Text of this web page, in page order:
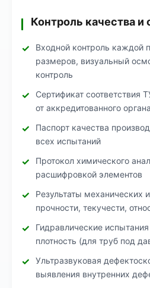
Контроль качества и
Входной контроль каждой
размеров, визуальный
контроль
Сертификат соответствия
от аккредитованного органа
Паспорт качества
всех испытаний
Протокол химического
расшифровкой элементов
Результаты механических
прочности, текучести,
Гидравлические
плотность (для труб под
Ультразвуковая
выявления внутренних